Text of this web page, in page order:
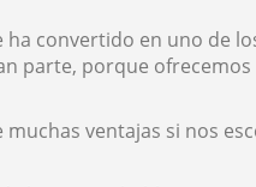
ha convertido en uno de
parte, porque
ventajas si nos